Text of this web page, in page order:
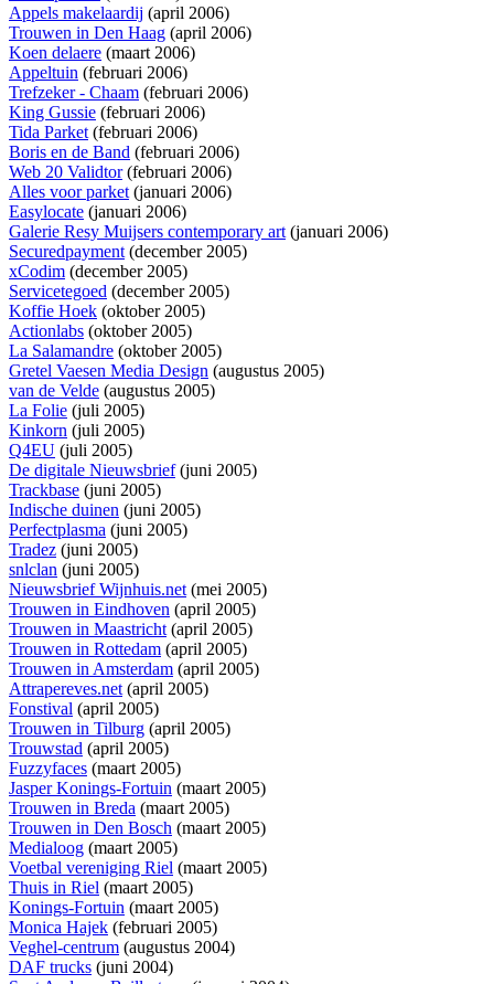
Appels makelaardij (april 2006)
Trouwen in Den Haag (april 2006)
Koen delaere (maart 2006)
Appeltuin (februari 2006)
Trefzeker - Chaam (februari 2006)
King Gussie (februari 2006)
Tida Parket(februari 2006)
Boris en de Band (februari 2006)
Web 20 Validtor(februari 2006)
Alles voor parket(januari 2006)
Easylocate (januari 2006)
Galerie Resy Muijsers contemporary art(januari 2006)
Securedpayment(december 2005)
xCodim (december 2005)
Servicetegoed (december 2005)
Koffie Hoek (oktober 2005)
Actionlabs (oktober 2005)
La Salamandre (oktober 2005)
Gretel Vaesen Media Design (augustus 2005)
van de Velde (augustus 2005)
La Folie (juli 2005)
Kinkorn (juli 2005)
Q4EU (juli 2005)
De digitale Nieuwsbrief(juni 2005)
Trackbase (juni 2005)
Indische duinen (juni 2005)
Perfectplasma (juni 2005)
Tradez (juni 2005)
snlclan (juni 2005)
Nieuwsbrief Wijnhuis.net(mei 2005)
Trouwen in Eindhoven (april 2005)
Trouwen in Maastricht(april 2005)
Trouwen in Rottedam (april 2005)
Trouwen in Amsterdam (april 2005)
Attrapereves.net(april 2005)
Fonstival (april 2005)
Trouwen in Tilburg (april 2005)
Trouwstad (april 2005)
Fuzzyfaces (maart 2005)
Jasper Konings-Fortuin (maart 2005)
Trouwen in Breda (maart 2005)
Trouwen in Den Bosch (maart 2005)
Medialoog (maart 2005)
Voetbal vereniging Riel (maart 2005)
Thuis in Riel (maart 2005)
Konings-Fortuin (maart 2005)
Monica Hajek (februari 2005)
Veghel-centrum (augustus 2004)
DAF trucks (juni 2004)